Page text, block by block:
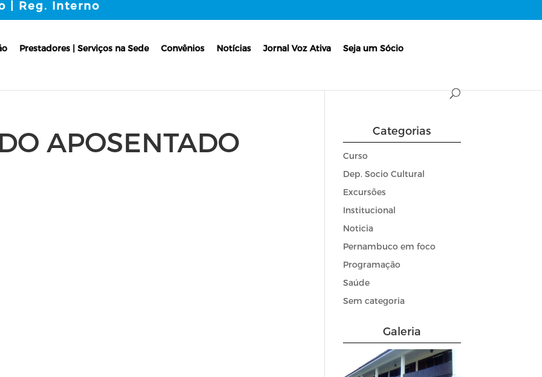
| Reg. Interno
Prestadores | Serviços na Sede Convênios Notícias Jornal Voz Ativa Seja um Sócio
APOSENTADO Categorias
Curso
Dep. Socio Cultural
Excursões
Institucional
Noticia
Pernambuco em foco
Programação
Saúde
Sem categoria
Galeria